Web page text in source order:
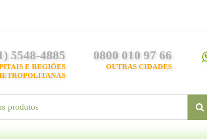
5548-4885
E REGIÕES
0800 010 97 66
OUTRAS CIDADES